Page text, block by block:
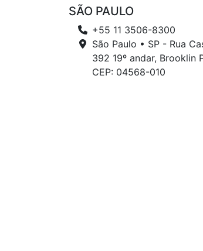
SÃO PAULO
+55 11 3506-8300
São Paulo • SP - Rua
392 19º andar, Brooklin
CEP: 04568-010